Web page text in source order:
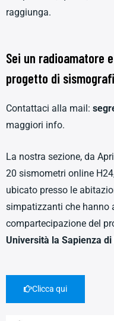
raggiunga.
Sei un radioamatore
progetto di
Contattaci alla mail:
maggiori info.
La nostra sezione, da
20 sismometri online
ubicato presso le
simpatizzanti che hanno
compartecipazione del
Università la Sapienza di
Clicca qui